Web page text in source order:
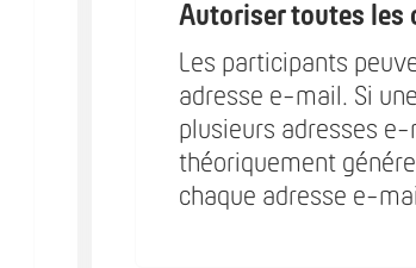
Autoriser toutes les
Les participants
adresse e-mail. Si
plusieurs adresses
théoriquement
chaque adresse e-